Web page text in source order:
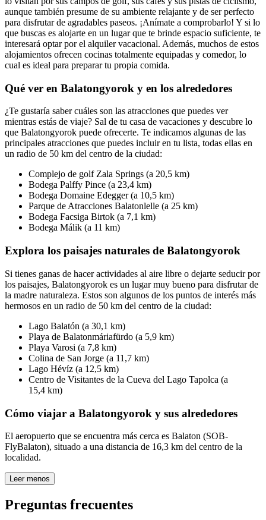
aunque también presume de su ambiente relajante y de ser perfecto
para disfrutar de agradables paseos. ¡Anímate a comprobarlo! Y si lo
que buscas es alojarte en un lugar que te brinde espacio suficiente, te
interesará optar por el alquiler vacacional. Además, muchos de estos
alojamientos ofrecen cocinas totalmente equipadas y comedor, lo
cual es ideal para preparar tu propia comida.
Qué ver en Balatongyorok y en los alrededores
¿Te gustaría saber cuáles son las atracciones que puedes ver
mientras estás de viaje? Sal de tu casa de vacaciones y descubre lo
que Balatongyorok puede ofrecerte. Te indicamos algunas de las
principales atracciones que puedes incluir en tu lista, todas ellas en
un radio de 50 km del centro de la ciudad:
Complejo de golf Zala Springs (a 20,5 km)
Bodega Palffy Pince (a 23,4 km)
Bodega Domaine Edegger (a 10,5 km)
Parque de Atracciones Balatonlelle (a 25 km)
Bodega Facsiga Birtok (a 7,1 km)
Bodega Málik (a 11 km)
Explora los paisajes naturales de Balatongyorok
Si tienes ganas de hacer actividades al aire libre o dejarte seducir por
los paisajes, Balatongyorok es un lugar muy bueno para disfrutar de
la madre naturaleza. Estos son algunos de los puntos de interés más
hermosos en un radio de 50 km del centro de la ciudad:
Lago Balatón (a 30,1 km)
Playa de Balatonmáriafürdo (a 5,9 km)
Playa Varosi (a 7,8 km)
Colina de San Jorge (a 11,7 km)
Lago Hévíz (a 12,5 km)
Centro de Visitantes de la Cueva del Lago Tapolca (a
15,4 km)
Cómo viajar a Balatongyorok y sus alrededores
El aeropuerto que se encuentra más cerca es Balaton (SOB-
FlyBalaton), situado a una distancia de 16,3 km del centro de la
localidad.
Leer menos
Preguntas frecuentes